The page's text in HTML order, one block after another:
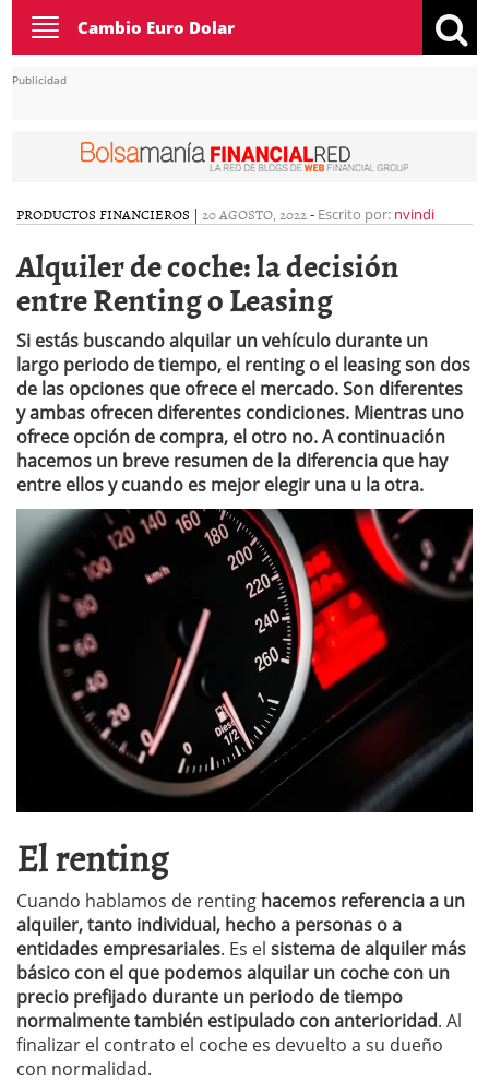
Toggle
navigation
Cambio Euro Dolar
Publicidad
PRODUCTOS FINANCIEROS | 20 AGOSTO, 2022- Escrito por: nvindi
Alquiler de coche: la decisión
entre Renting o Leasing
Si estás buscando alquilar un vehículo durante un
largo periodo de tiempo, el renting o el leasing son dos
de las opciones que ofrece el mercado. Son diferentes
y ambas ofrecen diferentes condiciones. Mientras uno
ofrece opción de compra, el otro no. A continuación
hacemos un breve resumen de la diferencia que hay
entre ellos y cuando es mejor elegir una u la otra.
El renting
Cuando hablamos de renting hacemos referencia a un
alquiler, tanto individual, hecho a personas o a
entidades empresariales. Es el sistema de alquiler más
básico con el que podemos alquilar un coche con un
precio prefijado durante un periodo de tiempo
normalmente también estipulado con anterioridad. Al
finalizar el contrato el coche es devuelto a su dueño
con normalidad.